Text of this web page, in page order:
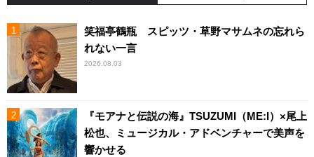
笑福亭鶴瓶 スピッツ・草野マサムネの忘れら
れない一言
2026.08.03
『モアナと伝説の海』TSUZUMI（ME:I）×尾上
松也、ミュージカル・アドベンチャーで美声を
響かせる